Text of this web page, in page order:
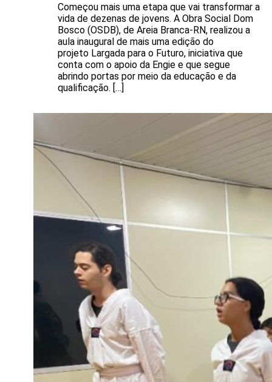
Começou mais uma etapa que vai transformar a
vida de dezenas de jovens. A Obra Social Dom
Bosco (OSDB), de Areia Branca-RN, realizou a
aula inaugural de mais uma edição do
projeto Largada para o Futuro, iniciativa que
conta com o apoio da Engie e que segue
abrindo portas por meio da educação e da
qualificação. […]